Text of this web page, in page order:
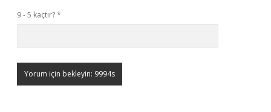
9 - 5 kaçtır?*